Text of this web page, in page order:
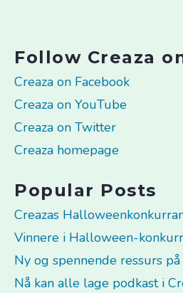
Follow Creaza
Creaza on Facebook
Creaza on YouTube
Creaza on Twitter
Creaza homepage
Popular Posts
Creazas
Vinnere i Halloween-
Ny og spennende ressurs på
Nå kan alle lage podkast i